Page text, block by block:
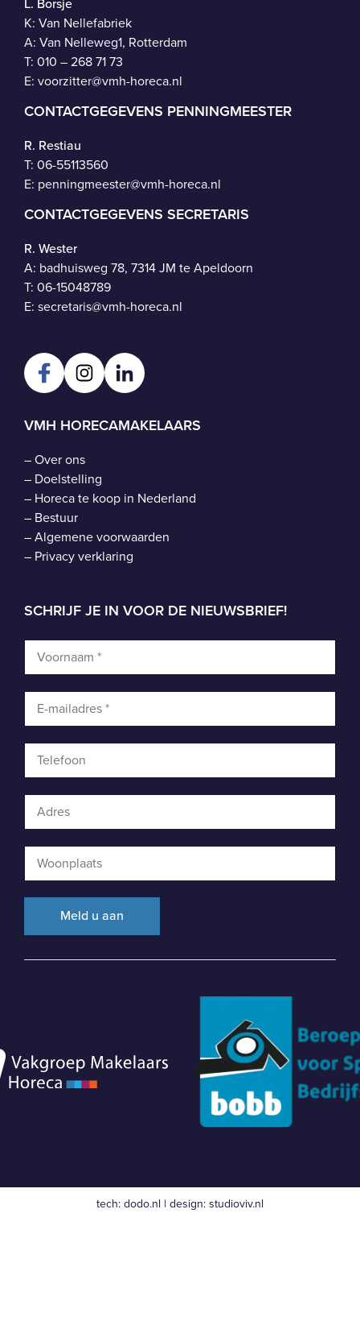
K: Van Nellefabriek
A: Van Nelleweg1, Rotterdam
T: 010 – 268 71 73
E: voorzitter@vmh-horeca.nl
CONTACTGEGEVENS PENNINGMEESTER
R. Restiau
T: 06-55113560
E: penningmeester@vmh-horeca.nl
CONTACTGEGEVENS SECRETARIS
R. Wester
A: badhuisweg 78, 7314 JM te Apeldoorn
T: 06-15048789
E: secretaris@vmh-horeca.nl
VMH HORECAMAKELAARS
–Over ons
– Doelstelling
– Horeca te koop in Nederland
– Bestuur
–Algemene voorwaarden
– Privacy verklaring
SCHRIJF JE IN VOOR DE NIEUWSBRIEF!
tech:dodo.nl | design:studioviv.nl